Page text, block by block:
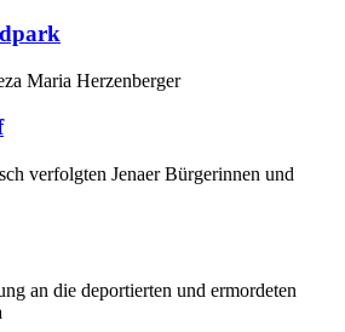
Maria Herzenberger
verfolgten Jenaer Bürgerinnen und
an die deportierten und ermordeten